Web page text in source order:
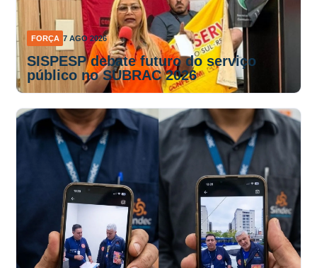
FORÇA 7 AGO 2026
SISPESP debate futuro do serviço
público no SUBRAC 2026